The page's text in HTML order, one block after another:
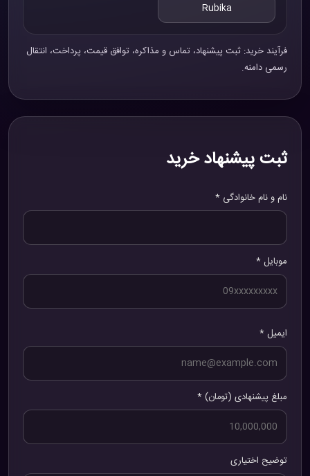
Rubika
فرآیند خرید: ثبت پیشنهاد، تماس و مذاکره، توافق قیمت، پرداخت، انتقال
رسمی دامنه.
ثبت پیشنهاد خرید
نام و نام خانوادگی *
موبایل *
ایمیل *
مبلغ پیشنهادی (تومان) *
توضیح اختیاری